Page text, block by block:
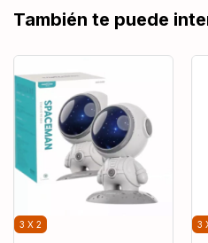
También te puede
3 X 2 3